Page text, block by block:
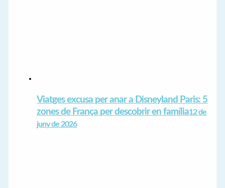
Viatges excusa per anar a Disneyland Paris: 5
zones de França per descobrir en família12 de
juny de 2026